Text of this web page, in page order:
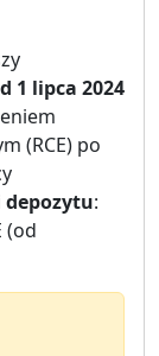
1 lipca 2024
(RCE) po
:
(od